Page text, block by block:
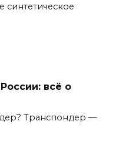
синтетическое
всё о
Транспондер —